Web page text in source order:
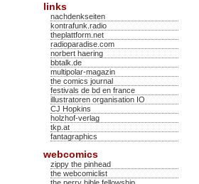
links
nachdenkseiten
kontrafunk.radio
theplattform.net
radioparadise.com
norbert haering
bbtalk.de
multipolar-magazin
the comics journal
festivals de bd en france
illustratoren organisation IO
CJ Hopkins
holzhof-verlag
tkp.at
fantagraphics
webcomics
zippy the pinhead
the webcomiclist